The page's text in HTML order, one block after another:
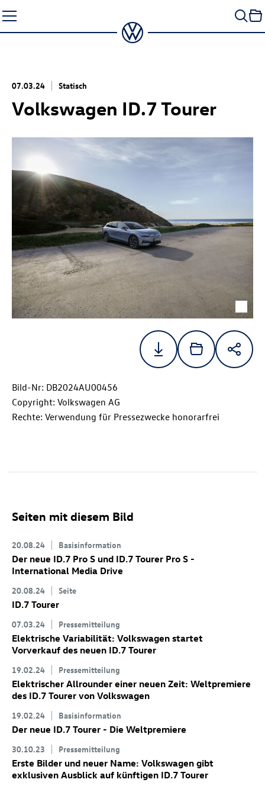
Seiteninhalt
springen
07.03.24 Statisch
Volkswagen ID.7 Tourer
Bild-Nr: DB2024AU00456
Copyright: Volkswagen AG
Rechte: Verwendung für Pressezwecke honorarfrei
Seiten mit diesem Bild
20.08.24 Basisinformation
Der neue ID.7 Pro S und ID.7 Tourer Pro S -
International Media Drive
20.08.24 Seite
ID.7 Tourer
07.03.24 Pressemitteilung
Elektrische Variabilität: Volkswagen startet
Vorverkauf des neuen ID.7 Tourer
19.02.24 Pressemitteilung
Elektrischer Allrounder einer neuen Zeit: Weltpremiere
des ID.7 Tourer von Volkswagen
19.02.24 Basisinformation
Der neue ID.7 Tourer - Die Weltpremiere
30.10.23 Pressemitteilung
Erste Bilder und neuer Name: Volkswagen gibt
exklusiven Ausblick auf künftigen ID.7 Tourer